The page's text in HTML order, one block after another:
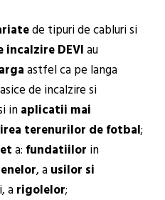
de tipuri de cabluri si
incalzire DEVIau
astfel ca pe langa
de incalzire si
inaplicatii mai
terenurilor de fotbal;
a: fundatiilor in
, ausilor si
arigolelor;